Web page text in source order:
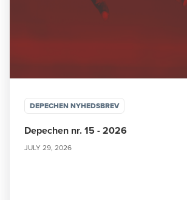
DEPECHEN NYHEDSBREV
Depechen nr. 15 - 2026
JULY 29, 2026